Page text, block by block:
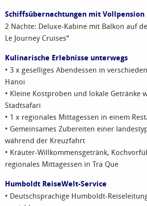
Schiffsübernachtungen mit Vollpension
2 Nächte: Deluxe-Kabine mit Balkon auf
Le Journey Cruises“
Kulinarische Erlebnisse unterwegs
• 3 x geselliges Abendessen in
Hanoi
• Kleine Kostproben und lokale Getränke
Stadtsafari
• 1 x regionales Mittagessen in einem
• Gemeinsames Zubereiten einer
während der Kreuzfahrt
• Kräuter-Willkommensgetränk,
regionales Mittagessen in Tra Que
Humboldt ReiseWelt-Service
• Deutschsprachige Humboldt-